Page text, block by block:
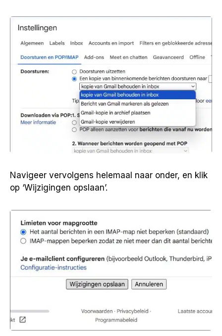
Navigeer vervolgens helemaal naar onder, en klik
op ‘Wijzigingen opslaan’.